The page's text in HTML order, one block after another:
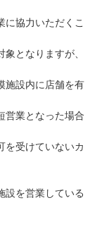
力いただくこ
なりますが、
設内に店舗を有
となった場合
受けていないカ
を営業している